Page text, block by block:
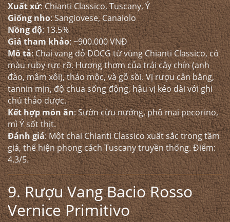
Xuất xứ: Chianti Classico, Tuscany, Ý
Giống nho: Sangiovese, Canaiolo
Nồng độ: 13.5%
Giá tham khảo: ~900.000 VNĐ
Mô tả: Chai vang đỏ DOCG từ vùng Chianti Classico, có
màu ruby rực rỡ. Hương thơm của trái cây chín (anh
đào, mâm xôi), thảo mộc, và gỗ sồi. Vị rượu cân bằng,
tannin mịn, độ chua sống động, hậu vị kéo dài với ghi
chú thảo dược.
Kết hợp món ăn: Sườn cừu nướng, phô mai pecorino,
mì Ý sốt thịt.
Đánh giá: Một chai Chianti Classico xuất sắc trong tầm
giá, thể hiện phong cách Tuscany truyền thống. Điểm:
4.3/5.
9. Rượu Vang Bacio Rosso
Vernice Primitivo